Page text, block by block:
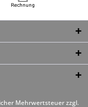
Mehrwertsteuer zzgl.